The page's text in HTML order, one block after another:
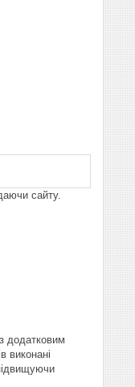
сайту.
додатковим
виконані